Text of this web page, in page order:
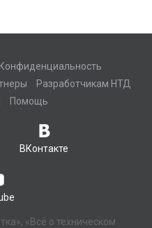
Конфиденциальность
Разработчикам НТД
Помощь
ВКонтакте
«Всё о техническом